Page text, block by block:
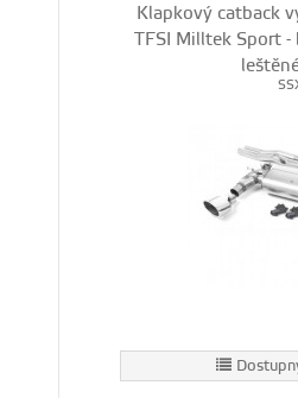
Klapkový catback
TFSI Milltek Sport